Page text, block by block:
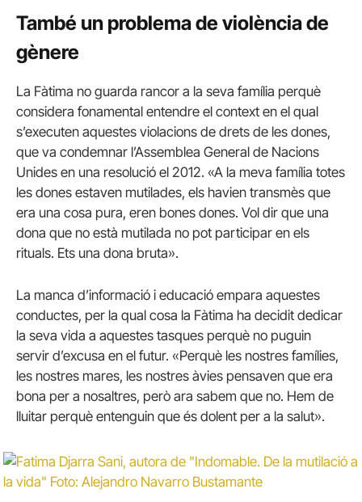
També un problema de violència de
gènere
La Fàtima no guarda rancor a la seva família perquè
considera fonamental entendre el context en el qual
s’executen aquestes violacions de drets de les dones,
que va condemnar l’Assemblea General de Nacions
Unides en una resolució el 2012. «A la meva família totes
les dones estaven mutilades, els havien transmès que
era una cosa pura, eren bones dones. Vol dir que una
dona que no està mutilada no pot participar en els
rituals. Ets una dona bruta».
La manca d’informació i educació empara aquestes
conductes, per la qual cosa la Fàtima ha decidit dedicar
la seva vida a aquestes tasques perquè no puguin
servir d’excusa en el futur. «Perquè les nostres famílies,
les nostres mares, les nostres àvies pensaven que era
bona per a nosaltres, però ara sabem que no. Hem de
lluitar perquè entenguin que és dolent per a la salut».